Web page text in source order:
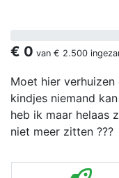
€ 0 van € 2.500
Moet hier
kindjes niemand
heb ik maar helaas
niet meer zitten ???